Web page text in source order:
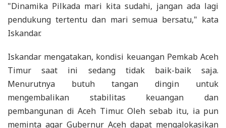
"Dinamika Pilkada mari kita sudahi, jangan ada lagi
pendukung tertentu dan mari semua bersatu," kata
Iskandar.
Iskandar mengatakan, kondisi keuangan Pemkab Aceh
Timur saat ini sedang tidak baik-baik saja.
Menurutnya butuh tangan dingin untuk
mengembalikan stabilitas keuangan dan
pembangunan di Aceh Timur. Oleh sebab itu, ia pun
meminta agar Gubernur Aceh dapat mengalokasikan